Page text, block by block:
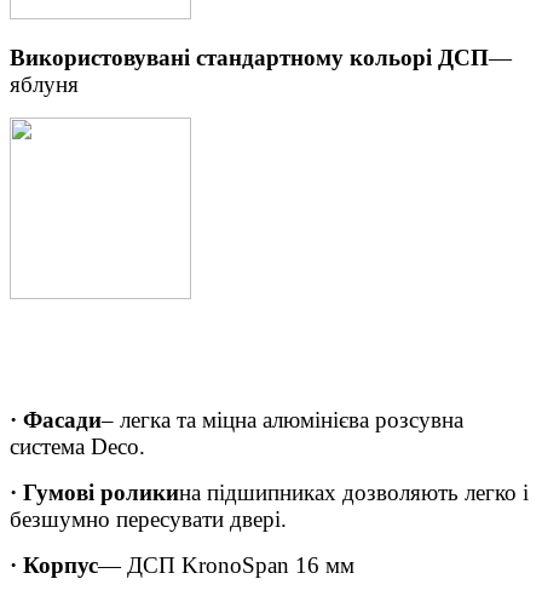
Використовувані стандартному кольорі ДСП―
яблуня
· Фасади– легка та міцна алюмінієва розсувна
система Deco.
· Гумові роликина підшипниках дозволяють легко і
безшумно пересувати двері.
· Корпус― ДСП KronoSpan 16 мм